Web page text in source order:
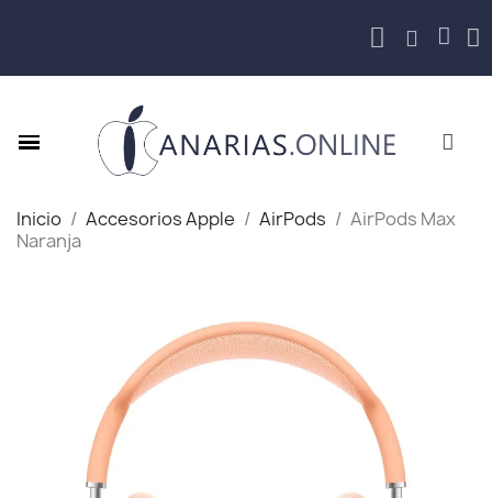
Inicio Accesorios Apple AirPods
AirPods Max
Naranja